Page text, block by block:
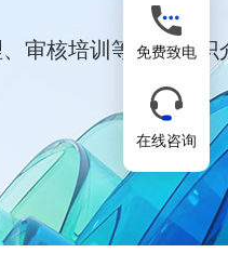
审核培训等专业知识
免费致电
在线咨询